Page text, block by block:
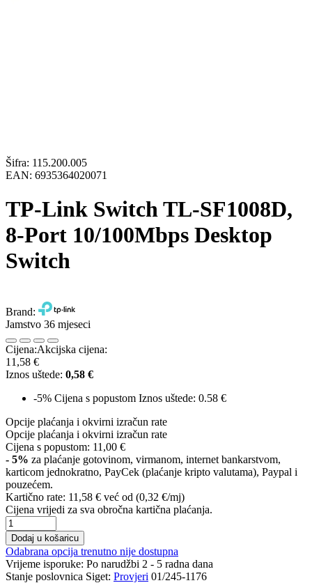
Šifra: 115.200.005
EAN: 6935364020071
TP-Link Switch TL-SF1008D,
8-Port 10/100Mbps Desktop
Switch
Brand:
Jamstvo 36 mjeseci
Cijena:Akcijska cijena:
11,58 €
Iznos uštede: 0,58 €
-5% Cijena s popustom Iznos uštede: 0.58 €
Opcije plaćanja i okvirni izračun rate
Opcije plaćanja i okvirni izračun rate
Cijena s popustom: 11,00 €
- 5% za plaćanje gotovinom, virmanom, internet bankarstvom,
karticom jednokratno, PayCek (plaćanje kripto valutama), Paypal i
pouzećem.
Kartično rate: 11,58 € već od (0,32 €/mj)
Cijena vrijedi za sva obročna kartična plaćanja.
Dodaj u košaricu
Odabrana opcija trenutno nije dostupna
Vrijeme isporuke: Po narudžbi 2 - 5 radna dana
Stanje poslovnica Siget: Provjeri 01/245-1176